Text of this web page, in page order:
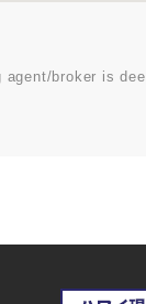
broker is